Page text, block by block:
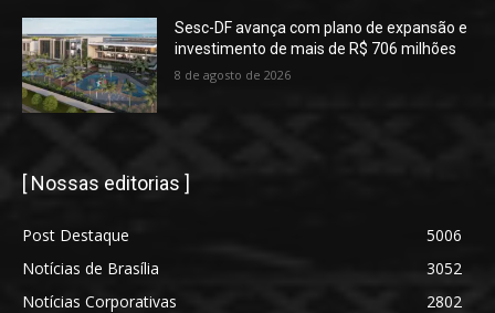
Sesc-DF avança com plano de expansão e
investimento de mais de R$ 706 milhões
8 de agosto de 2026
[ Nossas editorias ]
Post Destaque
5006
Notícias de Brasília
3052
Notícias Corporativas
2802